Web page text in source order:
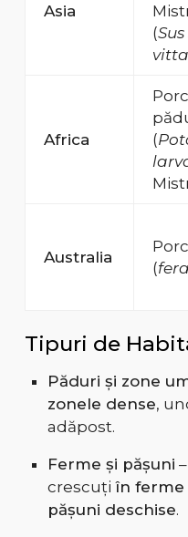
Asia
(
Africa
(
Australia
(
Tipuri de
Păduri și zone
zonele dense,
adăpost.
Ferme și pășuni
crescuți în ferme
pășuni deschise.